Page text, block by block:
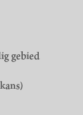
gebied